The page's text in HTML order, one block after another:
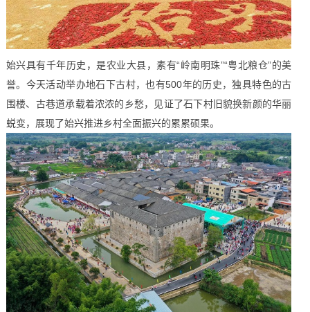
始兴具有千年历史，是农业大县，素有“岭南明珠”“粤北粮仓”的美
誉。今天活动举办地石下古村，也有500年的历史，独具特色的古
围楼、古巷道承载着浓浓的乡愁，见证了石下村旧貌换新颜的华丽
蜕变，展现了始兴推进乡村全面振兴的累累硕果。